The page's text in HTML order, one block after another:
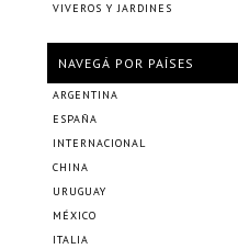
VIVEROS Y JARDINES
NAVEGÁ POR PAÍSES
ARGENTINA
ESPAÑA
INTERNACIONAL
CHINA
URUGUAY
MÉXICO
ITALIA